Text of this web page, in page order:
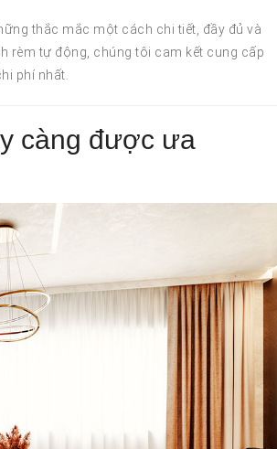
thắc mắc một cách chi tiết, đầy đủ và
rèm tự động, chúng tôi cam kết cung cấp
phí nhất.
càng được ưa